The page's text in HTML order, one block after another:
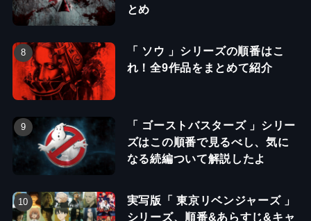
とめ
「 ソウ 」シリーズの順番はこ
れ！全9作品をまとめて紹介
「 ゴーストバスターズ 」シリー
ズはこの順番で見るべし、気に
なる続編ついて解説したよ
実写版「 東京リベンジャーズ 」
シリーズ、順番&あらすじ&キャ